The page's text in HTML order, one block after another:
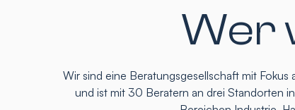
Wer
Wir sind eine Beratungsgesellschaft mit
und ist mit 30 Beratern an drei Standorten